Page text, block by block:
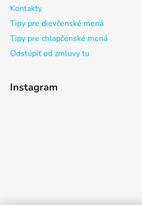
Kontakty
Tipy pre dievčenské mená
Tipy pre chlapčenské mená
Odstúpiť od zmluvy tu
Instagram